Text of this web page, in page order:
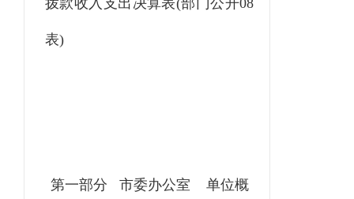
拨款收入支出决算表(部门公开08
表)
第一部分 市委办公室 单位概